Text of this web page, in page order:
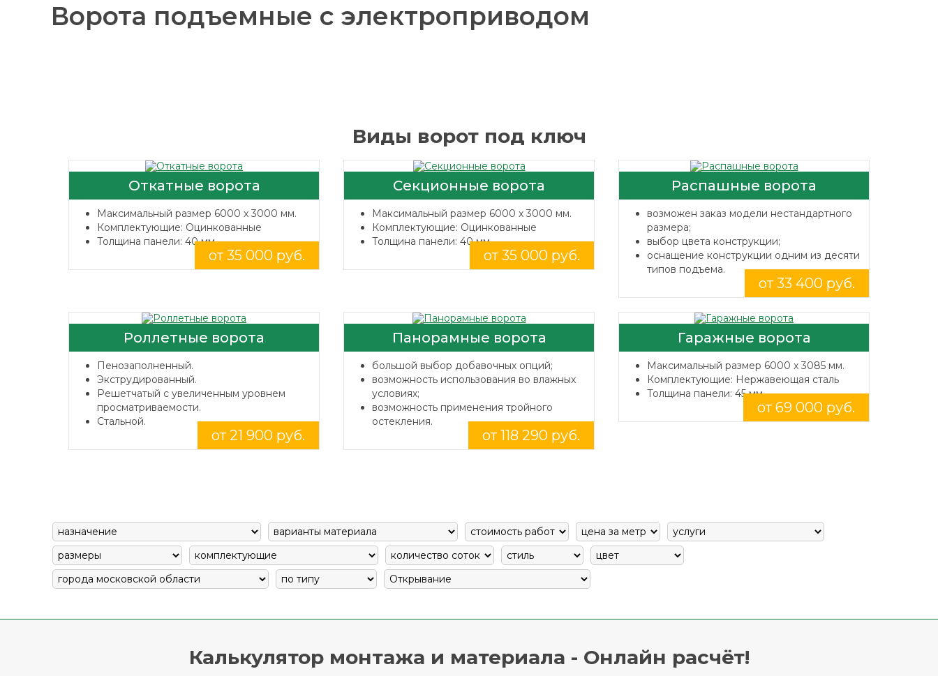
Ворота подъемные с электроприводом
Виды ворот под ключ
Откатные ворота
Максимальный размер 6000 x 3000 мм.
Комплектующие: Оцинкованные
Толщина панели: 40 мм.
от 35 000 руб.
Секционные ворота
Максимальный размер 6000 x 3000 мм.
Комплектующие: Оцинкованные
Толщина панели: 40 мм.
от 35 000 руб.
Распашные ворота
возможен заказ модели нестандартного
размера;
выбор цвета конструкции;
оснащение конструкции одним из десяти
типов подъема.
от 33 400 руб.
Роллетные ворота
Пенозаполненный.
Экструдированный.
Решетчатый с увеличенным уровнем
просматриваемости.
Стальной.
от 21 900 руб.
Панорамные ворота
большой выбор добавочных опций;
возможность использования во влажных
условиях;
возможность применения тройного
остекления.
от 118 290 руб.
Гаражные ворота
Максимальный размер 6000 x 3085 мм.
Комплектующие: Нержавеющая сталь
Толщина панели: 45 мм.
от 69 000 руб.
Калькулятор монтажа и материала - Онлайн расчёт!